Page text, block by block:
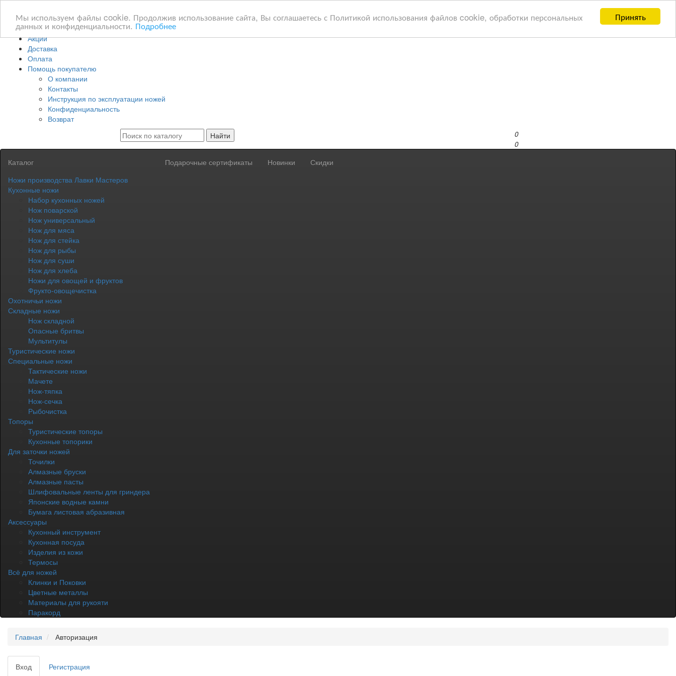
Принять
Мы используем файлы cookie. Продолжив использование сайта, Вы соглашаетесь с Политикой использования файлов cookie, обработки персональных
данных и конфиденциальности. Подробнее
Акции
Доставка
Оплата
Помощь покупателю
О компании
Контакты
Инструкция по эксплуатации ножей
Конфиденциальность
Возврат
Найти
0
0
Каталог
Ножи производства Лавки Мастеров
Кухонные ножи
Набор кухонных ножей
Нож поварской
Нож универсальный
Нож для мяса
Нож для стейка
Нож для рыбы
Нож для суши
Нож для хлеба
Ножи для овощей и фруктов
Фрукто-овощечистка
Охотничьи ножи
Складные ножи
Нож складной
Опасные бритвы
Мультитулы
Туристические ножи
Специальные ножи
Тактические ножи
Мачете
Нож-тяпка
Нож-сечка
Рыбочистка
Топоры
Туристические топоры
Кухонные топорики
Для заточки ножей
Точилки
Алмазные бруски
Алмазные пасты
Шлифовальные ленты для гриндера
Японские водные камни
Бумага листовая абразивная
Аксессуары
Кухонный инструмент
Кухонная посуда
Изделия из кожи
Термосы
Всё для ножей
Клинки и Поковки
Цветные металлы
Материалы для рукояти
Паракорд
Подарочные сертификаты Новинки Скидки
Главная Авторизация
Вход Регистрация